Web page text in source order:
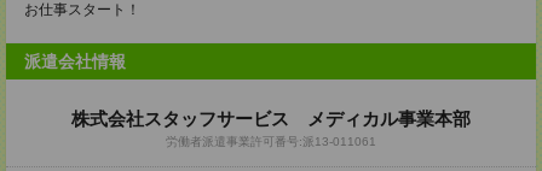
お仕事スタート！
派遣会社情報
株式会社スタッフサービス メディカル事業本部
労働者派遣事業許可番号:派13-011061